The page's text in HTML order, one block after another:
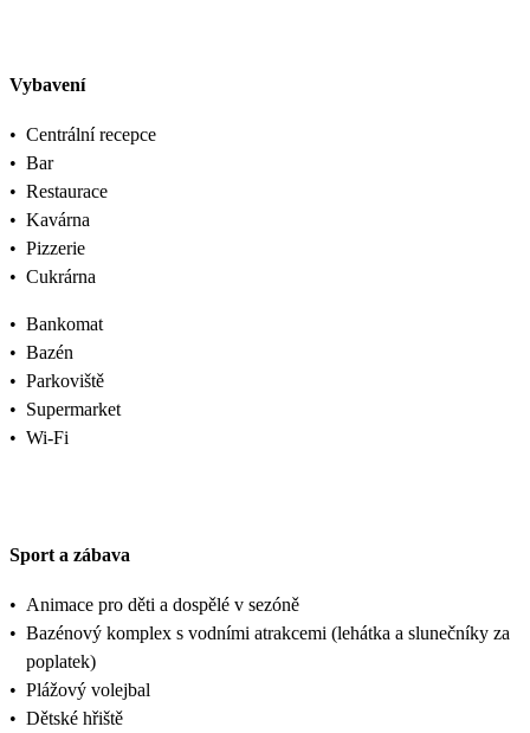
Vybavení
• Centrální recepce
• Bar
• Restaurace
• Kavárna
• Pizzerie
• Cukrárna
• Bankomat
• Bazén
• Parkoviště
• Supermarket
• Wi-Fi
Sport a zábava
• Animace pro děti a dospělé v sezóně
• Bazénový komplex s vodními atrakcemi (lehátka a slunečníky za
poplatek)
• Plážový volejbal
• Dětské hřiště